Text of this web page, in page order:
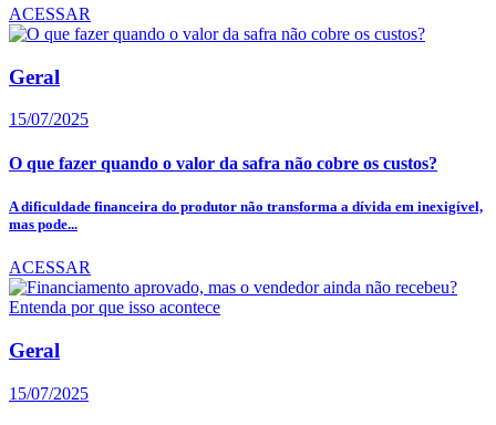
ACESSAR
Geral
15/07/2025
O que fazer quando o valor da safra não cobre os custos?
A dificuldade financeira do produtor não transforma a dívida em inexigível,
mas pode...
ACESSAR
Geral
15/07/2025